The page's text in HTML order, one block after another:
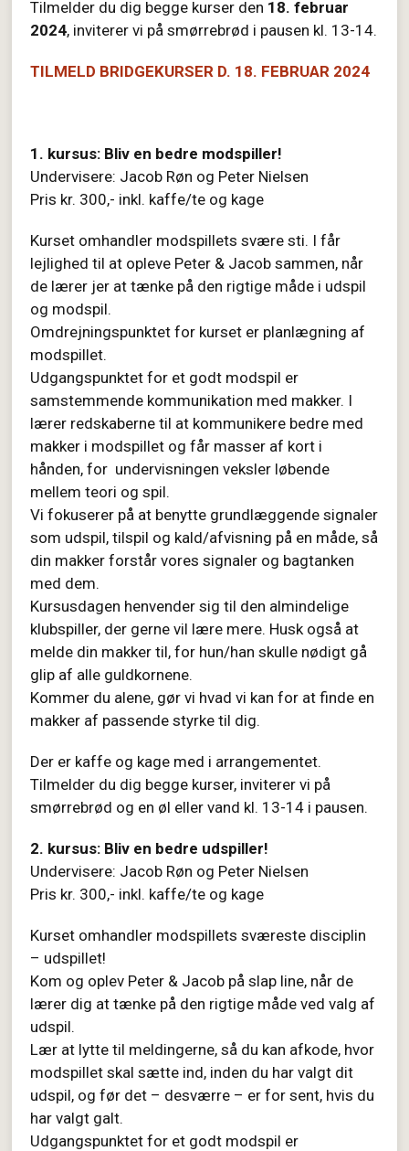
Tilmelder du dig begge kurser den 18. februar
2024, inviterer vi på smørrebrød i pausen kl. 13-14.
TILMELD BRIDGEKURSER D. 18. FEBRUAR 2024
1. kursus: Bliv en bedre modspiller!
Undervisere: Jacob Røn og Peter Nielsen
Pris kr. 300,- inkl. kaffe/te og kage
Kurset omhandler modspillets svære sti. I får
lejlighed til at opleve Peter & Jacob sammen, når
de lærer jer at tænke på den rigtige måde i udspil
og modspil.
Omdrejningspunktet for kurset er planlægning af
modspillet.
Udgangspunktet for et godt modspil er
samstemmende kommunikation med makker. I
lærer redskaberne til at kommunikere bedre med
makker i modspillet og får masser af kort i
hånden, for undervisningen veksler løbende
mellem teori og spil.
Vi fokuserer på at benytte grundlæggende signaler
som udspil, tilspil og kald/afvisning på en måde, så
din makker forstår vores signaler og bagtanken
med dem.
Kursusdagen henvender sig til den almindelige
klubspiller, der gerne vil lære mere. Husk også at
melde din makker til, for hun/han skulle nødigt gå
glip af alle guldkornene.
Kommer du alene, gør vi hvad vi kan for at finde en
makker af passende styrke til dig.
Der er kaffe og kage med i arrangementet.
Tilmelder du dig begge kurser, inviterer vi på
smørrebrød og en øl eller vand kl. 13-14 i pausen.
2. kursus: Bliv en bedre udspiller!
Undervisere: Jacob Røn og Peter Nielsen
Pris kr. 300,- inkl. kaffe/te og kage
Kurset omhandler modspillets sværeste disciplin
– udspillet!
Kom og oplev Peter & Jacob på slap line, når de
lærer dig at tænke på den rigtige måde ved valg af
udspil.
Lær at lytte til meldingerne, så du kan afkode, hvor
modspillet skal sætte ind, inden du har valgt dit
udspil, og før det – desværre – er for sent, hvis du
har valgt galt.
Udgangspunktet for et godt modspil er